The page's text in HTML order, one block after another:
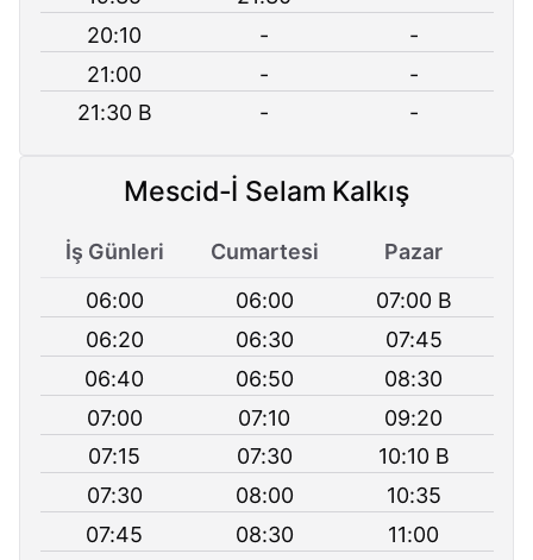
20:10
-
-
21:00
-
-
21:30 B
- -
Mescid-İ Selam Kalkış
İş Günleri Cumartesi
Pazar
06:00
06:00
07:00 B
06:20
06:30
07:45
06:40
06:50
08:30
07:00
07:10
09:20
07:15
07:30
10:10 B
07:30
08:00
10:35
07:45
08:30
11:00